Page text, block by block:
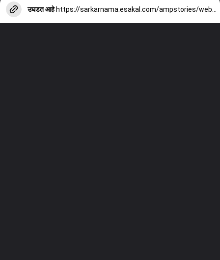
उघडत आहे https://sarkarnama.esakal.com/ampstories/web-stories/what-is-electronic-bond-e-bond-go-paperless-with-digital-transactions-in-india-revenue-department-chandrashekhar-bawankule-rm96